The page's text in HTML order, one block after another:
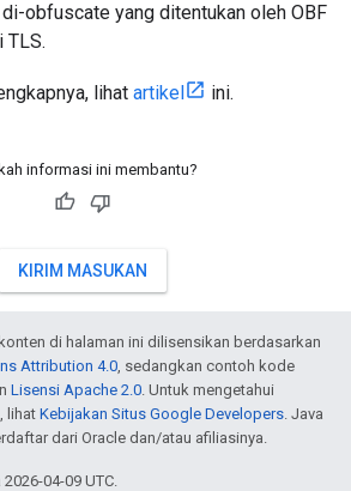
di-obfuscate yang ditentukan oleh OBF
TLS.
lihat artikel ini.
informasi ini membantu?
KIRIM MASUKAN
di halaman ini dilisensikan berdasarkan
Attribution 4.0, sedangkan contoh kode
Lisensi Apache 2.0. Untuk mengetahui
lihat Kebijakan Situs Google Developers. Java
dari Oracle dan/atau afiliasinya.
04-09 UTC.